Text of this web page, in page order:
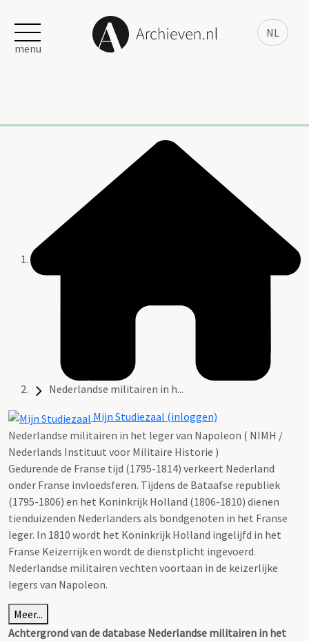
NL
menu
Nederlandse militairen in h...
Mijn Studiezaal (inloggen)
Nederlandse militairen in het leger van Napoleon ( NIMH /
Nederlands Instituut voor Militaire Historie )
Gedurende de Franse tijd (1795-1814) verkeert Nederland
onder Franse invloedsferen. Tijdens de Bataafse republiek
(1795-1806) en het Koninkrijk Holland (1806-1810) dienen
tienduizenden Nederlanders als bondgenoten in het Franse
leger. In 1810 wordt het Koninkrijk Holland ingelijfd in het
Franse Keizerrijk en wordt de dienstplicht ingevoerd.
Nederlandse militairen vechten voortaan in de keizerlijke
legers van Napoleon.
Meer...
Achtergrond van de database Nederlandse militairen in het